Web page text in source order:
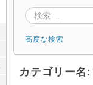
高度な検索
カテゴリー名